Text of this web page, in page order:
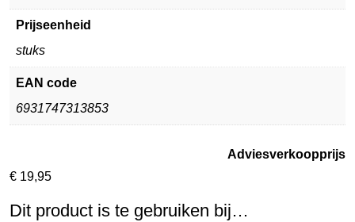
Prijseenheid
stuks
EAN code
6931747313853
Adviesverkoopprijs
€ 19,95
Dit product is te gebruiken bij…